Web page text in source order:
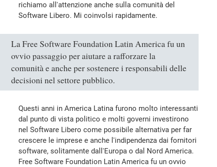
richiamo all'attenzione anche sulla comunità del
Software Libero. Mi coinvolsi rapidamente.
La Free Software Foundation Latin America fu un
ovvio passaggio per aiutare a rafforzare la
comunità e anche per sostenere i responsabili delle
decisioni nel settore pubblico.
Questi anni in America Latina furono molto interessanti
dal punto di vista politico e molti governi investirono
nel Software Libero come possibile alternativa per far
crescere le imprese e anche l'indipendenza dai fornitori
software, solitamente dall'Europa o dal Nord America.
Free Software Foundation Latin America fu un ovvio